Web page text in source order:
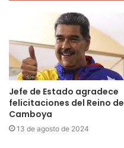
Jefe de Estado agradece
felicitaciones del Reino de
Camboya
13 de agosto de 2024